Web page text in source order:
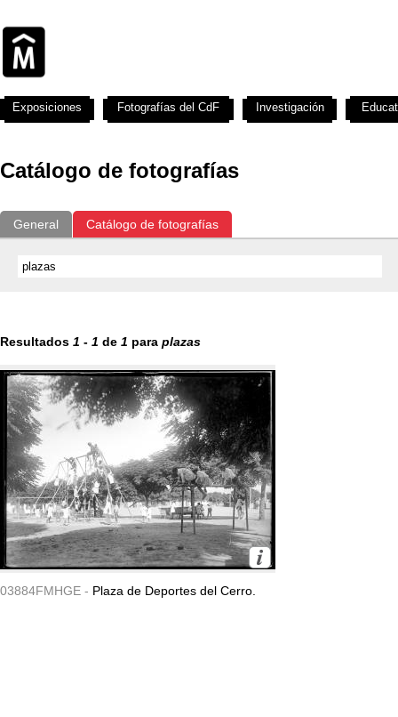
Catálogo de fotografías
General Catálogo de fotografías
Resultados 1 - 1 de 1 para plazas
03884FMHGE - Plaza de Deportes del Cerro.
Exposiciones Fotografías del CdF Investigación